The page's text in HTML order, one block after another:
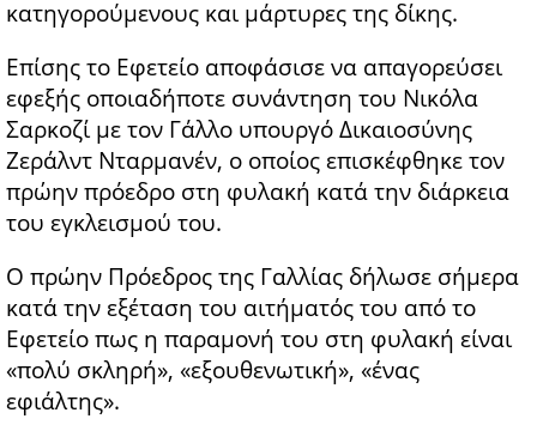
κατηγορούμενους και μάρτυρες της δίκης.
Επίσης το Εφετείο αποφάσισε να απαγορεύσει
εφεξής οποιαδήποτε συνάντηση του Νικόλα
Σαρκοζί με τον Γάλλο υπουργό Δικαιοσύνης
Ζεράλντ Νταρμανέν, ο οποίος επισκέφθηκε τον
πρώην πρόεδρο στη φυλακή κατά την διάρκεια
του εγκλεισμού του.
Ο πρώην Πρόεδρος της Γαλλίας δήλωσε σήμερα
κατά την εξέταση του αιτήματός του από το
Εφετείο πως η παραμονή του στη φυλακή είναι
«πολύ σκληρή», «εξουθενωτική», «ένας
εφιάλτης».